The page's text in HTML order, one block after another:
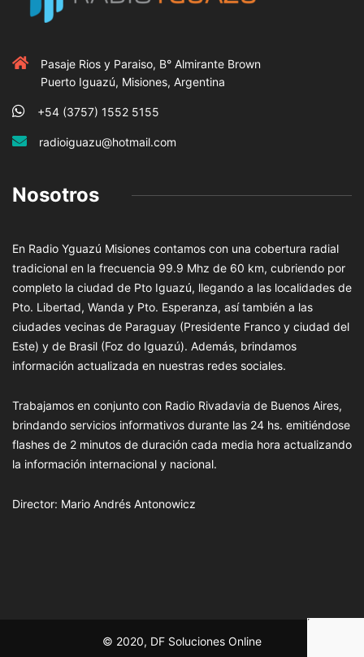
Pasaje Rios y Paraiso, B° Almirante Brown
Puerto Iguazú, Misiones, Argentina
+54 (3757) 1552 5155
radioiguazu@hotmail.com
Nosotros
En Radio Yguazú Misiones contamos con una cobertura radial
tradicional en la frecuencia 99.9 Mhz de 60 km, cubriendo por
completo la ciudad de Pto Iguazú, llegando a las localidades de
Pto. Libertad, Wanda y Pto. Esperanza, así también a las
ciudades vecinas de Paraguay (Presidente Franco y ciudad del
Este) y de Brasil (Foz do Iguazú). Además, brindamos
información actualizada en nuestras redes sociales.
Trabajamos en conjunto con Radio Rivadavia de Buenos Aires,
brindando servicios informativos durante las 24 hs. emitiéndose
flashes de 2 minutos de duración cada media hora actualizando
la información internacional y nacional.
Director: Mario Andrés Antonowicz
© 2020, DF Soluciones Online